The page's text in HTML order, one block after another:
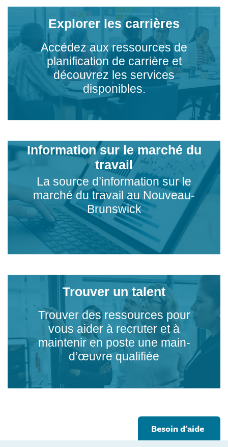
Explorer les carrières
Accédez aux ressources de
planification de carrière et
découvrez les services
disponibles.
Information sur le marché du
travail
La source d’information sur le
marché du travail au Nouveau-
Brunswick
Trouver un talent
Trouver des ressources pour
vous aider à recruter et à
maintenir en poste une main-
d’œuvre qualifiée
Besoin d'aide